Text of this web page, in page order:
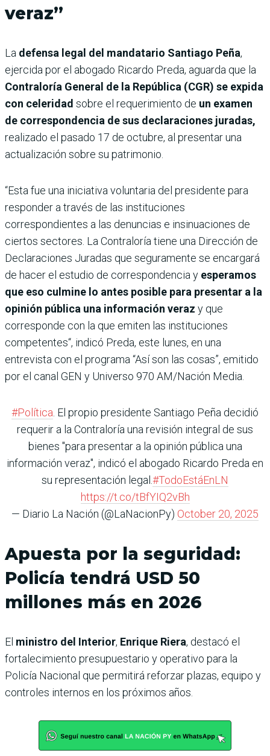
veraz”
La defensa legal del mandatario Santiago Peña,
ejercida por el abogado Ricardo Preda, aguarda que la
Contraloría General de la República (CGR) se expida
con celeridad sobre el requerimiento de un examen
de correspondencia de sus declaraciones juradas,
realizado el pasado 17 de octubre, al presentar una
actualización sobre su patrimonio.
“Esta fue una iniciativa voluntaria del presidente para
responder a través de las instituciones
correspondientes a las denuncias e insinuaciones de
ciertos sectores. La Contraloría tiene una Dirección de
Declaraciones Juradas que seguramente se encargará
de hacer el estudio de correspondencia y esperamos
que eso culmine lo antes posible para presentar a la
opinión pública una información veraz y que
corresponde con la que emiten las instituciones
competentes“, indicó Preda, este lunes, en una
entrevista con el programa “Así son las cosas”, emitido
por el canal GEN y Universo 970 AM/Nación Media.
#Política . El propio presidente Santiago Peña decidió
requerir a la Contraloría una revisión integral de sus
bienes "para presentar a la opinión pública una
información veraz", indicó el abogado Ricardo Preda en
su representación legal. #TodoEstáEnLN
https://t.co/tBfYIQ2vBh
— Diario La Nación (@LaNacionPy) October 20, 2025
Apuesta por la seguridad:
Policía tendrá USD 50
millones más en 2026
El ministro del Interior, Enrique Riera, destacó el
fortalecimiento presupuestario y operativo para la
Policía Nacional que permitirá reforzar plazas, equipo y
controles internos en los próximos años.